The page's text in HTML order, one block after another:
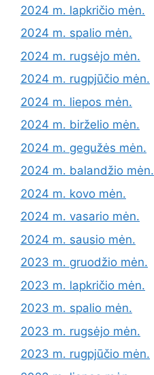
2024 m. lapkričio mėn.
2024 m. spalio mėn.
2024 m. rugsėjo mėn.
2024 m. rugpjūčio mėn.
2024 m. liepos mėn.
2024 m. birželio mėn.
2024 m. gegužės mėn.
2024 m. balandžio mėn.
2024 m. kovo mėn.
2024 m. vasario mėn.
2024 m. sausio mėn.
2023 m. gruodžio mėn.
2023 m. lapkričio mėn.
2023 m. spalio mėn.
2023 m. rugsėjo mėn.
2023 m. rugpjūčio mėn.